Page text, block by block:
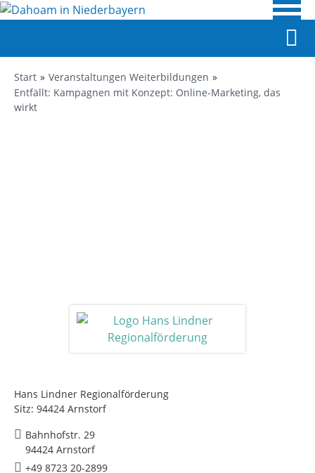
Start
Veranstaltungen Weiterbildungen
Entfällt: Kampagnen mit Konzept: Online-Marketing, das
wirkt
Hans Lindner Regionalförderung
Sitz: 94424 Arnstorf
Bahnhofstr. 29
94424 Arnstorf
+49 8723 20-2899